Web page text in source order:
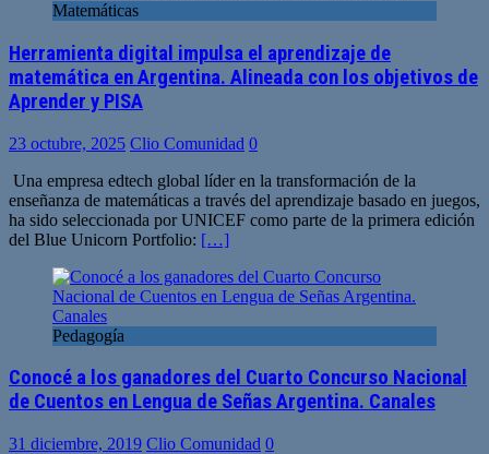
Matemáticas
Herramienta digital impulsa el aprendizaje de
matemática en Argentina. Alineada con los objetivos de
Aprender y PISA
23 octubre, 2025 Clio Comunidad 0
Una empresa edtech global líder en la transformación de la
enseñanza de matemáticas a través del aprendizaje basado en juegos,
ha sido seleccionada por UNICEF como parte de la primera edición
del Blue Unicorn Portfolio: […]
Pedagogía
Conocé a los ganadores del Cuarto Concurso Nacional
de Cuentos en Lengua de Señas Argentina. Canales
31 diciembre, 2019 Clio Comunidad 0